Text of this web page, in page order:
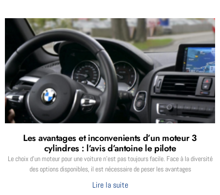
Les avantages et inconvenients d’un moteur 3
cylindres : l’avis d’antoine le pilote
Le choix d’un moteur pour une voiture n’est pas toujours facile. Face à la diversité
des options disponibles, il est nécessaire de peser les avantages
Lire la suite